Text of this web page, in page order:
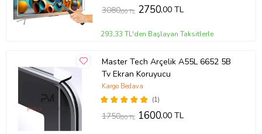
3080,00 TL 2750,00 TL
293,33 TL'den Başlayan Taksitlerle
Master Tech Arçelik A55L 6652 5B
Tv Ekran Koruyucu
(1)
Kargo Bedava
1750,00 TL 1600,00 TL